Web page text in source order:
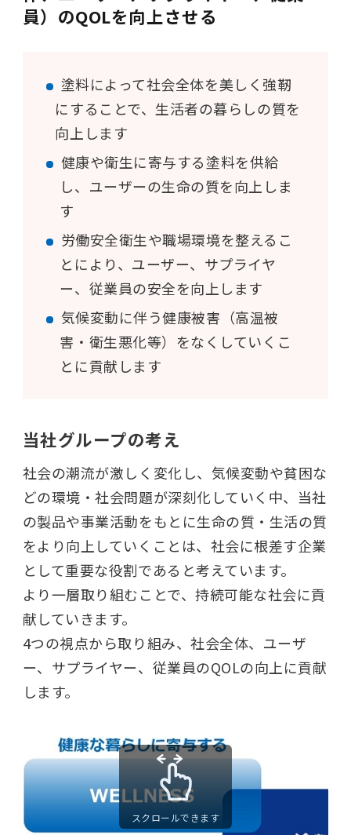
員）のQOLを向上させる
塗料によって社会全体を美しく強靭
にすることで、生活者の暮らしの質を
向上します
健康や衛生に寄与する塗料を供給
し、ユーザーの生命の質を向上しま
す
労働安全衛生や職場環境を整えるこ
とにより、ユーザー、サプライヤ
ー、従業員の安全を向上します
気候変動に伴う健康被害（高温被
害・衛生悪化等）をなくしていくこ
とに貢献します
当社グループの考え
社会の潮流が激しく変化し、気候変動や貧困な
どの環境・社会問題が深刻化していく中、当社
の製品や事業活動をもとに生命の質・生活の質
をより向上していくことは、社会に根差す企業
として重要な役割であると考えています。
より一層取り組むことで、持続可能な社会に貢
献していきます。
4つの視点から取り組み、社会全体、ユーザ
ー、サプライヤー、従業員のQOLの向上に貢献
します。
スクロールできます